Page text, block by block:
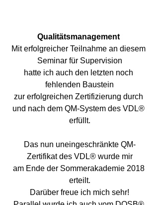
Qualitätsmanagement
Mit erfolgreicher Teilnahme an diesem
Seminar für Supervision
hatte ich auch den letzten noch
fehlenden Baustein
zur erfolgreichen Zertifizierung durch
und nach dem QM-System des VDL®
erfüllt.
Das nun uneingeschränkte QM-
Zertifikat des VDL® wurde mir
am Ende der Sommerakademie 2018
erteilt.
Darüber freue ich mich sehr!